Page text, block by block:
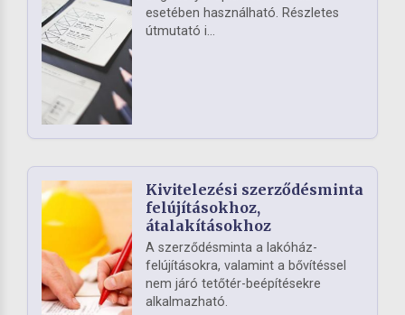
esetében használható. Részletes
útmutató i...
Kivitelezési szerződésminta
felújításokhoz,
átalakításokhoz
A szerződésminta a lakóház-
felújításokra, valamint a bővítéssel
nem járó tetőtér-beépítésekre
alkalmazható.